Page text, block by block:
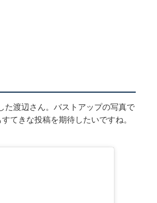
た渡辺さん。バストアップの写真で
てきな投稿を期待したいですね。